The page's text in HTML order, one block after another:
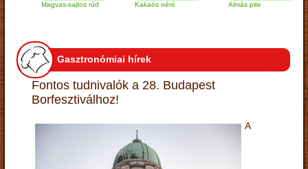
Magvas-sajtos rúd Kakaós néró Almás pite
Gasztronómiai hírek
Fontos tudnivalók a 28. Budapest
Borfesztiválhoz!
A